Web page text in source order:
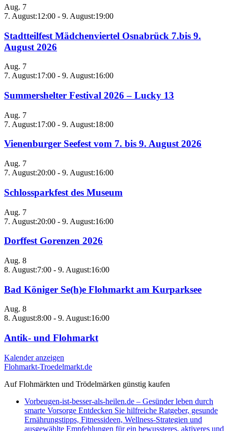
Aug. 7
7. August:12:00 - 9. August:19:00
Stadtteilfest Mädchenviertel Osnabrück 7.bis 9.
August 2026
Aug. 7
7. August:17:00 - 9. August:16:00
Summershelter Festival 2026 – Lucky 13
Aug. 7
7. August:17:00 - 9. August:18:00
Vienenburger Seefest vom 7. bis 9. August 2026
Aug. 7
7. August:20:00 - 9. August:16:00
Schlossparkfest des Museum
Aug. 7
7. August:20:00 - 9. August:16:00
Dorffest Gorenzen 2026
Aug. 8
8. August:7:00 - 9. August:16:00
Bad Königer Se(h)e Flohmarkt am Kurparksee
Aug. 8
8. August:8:00 - 9. August:16:00
Antik- und Flohmarkt
Kalender anzeigen
Flohmarkt-Troedelmarkt.de
Auf Flohmärkten und Trödelmärken günstig kaufen
Vorbeugen-ist-besser-als-heilen.de – Gesünder leben durch
smarte Vorsorge Entdecken Sie hilfreiche Ratgeber, gesunde
Ernährungstipps, Fitnessideen, Wellness-Strategien und
ausgewählte Empfehlungen für ein bewussteres, aktiveres und